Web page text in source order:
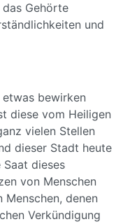
Gehörte
und
bewirken
diese vom Heiligen
vielen Stellen
dieser Stadt heute
dieses
von Menschen
denen
Verkündigung